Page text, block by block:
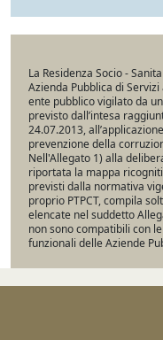
La Residenza Socio -
Azienda Pubblica di Servizi
ente pubblico vigilato da
previsto dall’intesa
24.07.2013,
prevenzione della
Nell'Allegato 1) alla
riportata la mappa
previsti dalla normativa
proprio PTPCT, compila
elencate nel suddetto
non sono compatibili con
funzionali delle Aziende